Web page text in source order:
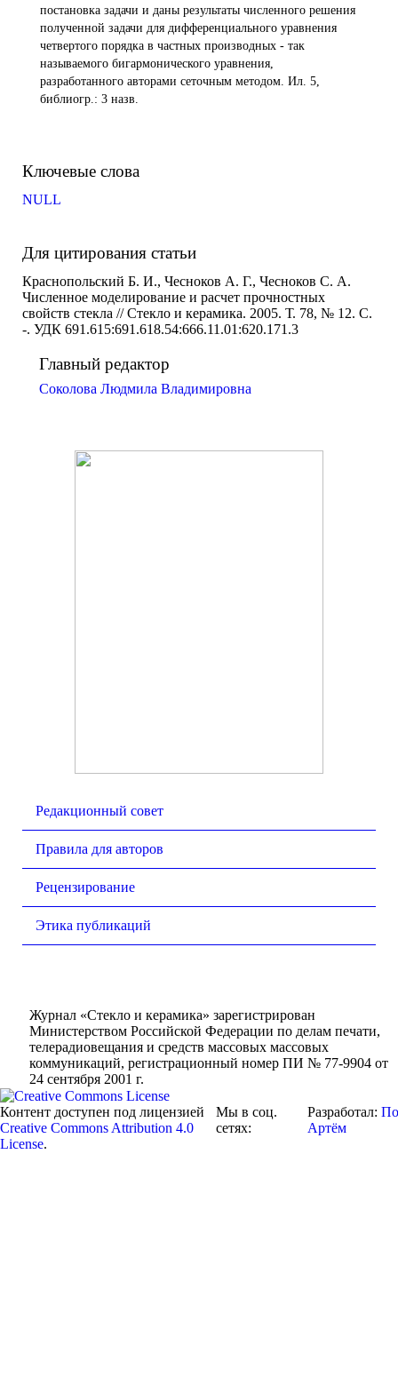
постановка задачи и даны результаты численного решения
полученной задачи для дифференциального уравнения
четвертого порядка в частных производных - так
называемого бигармонического уравнения,
разработанного авторами сеточным методом. Ил. 5,
библиогр.: 3 назв.
Ключевые слова
NULL
Для цитирования статьи
Краснопольский Б. И., Чесноков А. Г., Чесноков С. А.
Численное моделирование и расчет прочностных
свойств стекла // Стекло и керамика. 2005. Т. 78, № 12. С.
-. УДК 691.615:691.618.54:666.11.01:620.171.3
Главный редактор
Соколова Людмила Владимировна
Редакционный совет
Правила для авторов
Рецензирование
Этика публикаций
Журнал «Стекло и керамика» зарегистрирован
Министерством Российской Федерации по делам печати,
телерадиовещания и средств массовых массовых
коммуникаций, регистрационный номер ПИ № 77-9904 от
24 сентября 2001 г.
Контент доступен под лицензией
Creative Commons Attribution 4.0
License.
Мы в соц.
сетях:
Разработал:
Артём